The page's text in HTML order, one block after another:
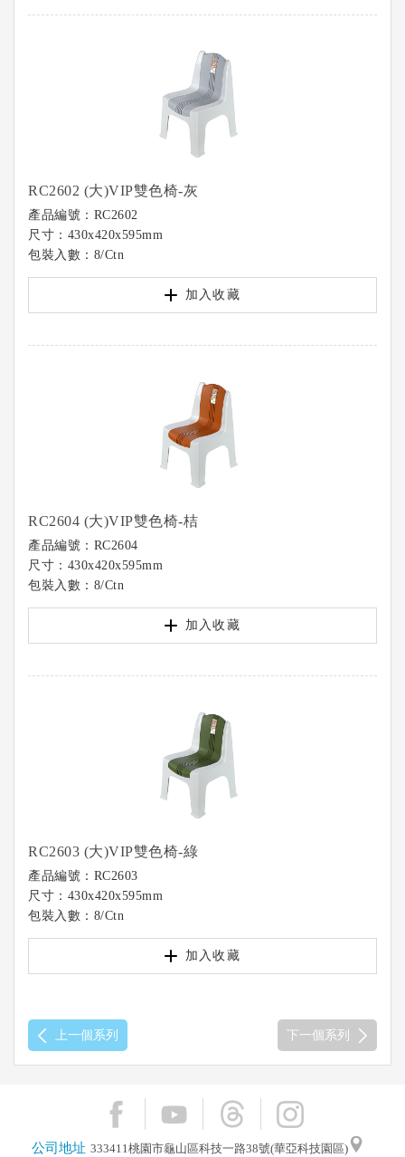
上一個系列 下一個系列
RC2602 (大)VIP雙色椅-灰
產品編號：RC2602
尺寸：430x420x595mm
包裝入數：8/Ctn
加入收藏
RC2604 (大)VIP雙色椅-桔
產品編號：RC2604
尺寸：430x420x595mm
包裝入數：8/Ctn
加入收藏
RC2603 (大)VIP雙色椅-綠
產品編號：RC2603
尺寸：430x420x595mm
包裝入數：8/Ctn
加入收藏
公司地址 333411桃園市龜山區科技一路38號(華亞科技園區)